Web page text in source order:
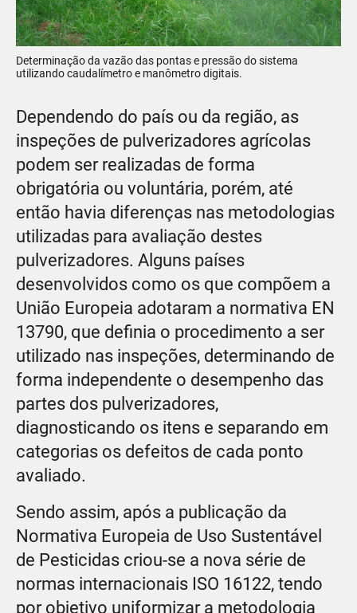
Determinação da vazão das pontas e pressão do sistema
utilizando caudalímetro e manômetro digitais.
Dependendo do país ou da região, as
inspeções de pulverizadores agrícolas
podem ser realizadas de forma
obrigatória ou voluntária, porém, até
então havia diferenças nas metodologias
utilizadas para avaliação destes
pulverizadores. Alguns países
desenvolvidos como os que compõem a
União Europeia adotaram a normativa EN
13790, que definia o procedimento a ser
utilizado nas inspeções, determinando de
forma independente o desempenho das
partes dos pulverizadores,
diagnosticando os itens e separando em
categorias os defeitos de cada ponto
avaliado.
Sendo assim, após a publicação da
Normativa Europeia de Uso Sustentável
de Pesticidas criou-se a nova série de
normas internacionais ISO 16122, tendo
por objetivo uniformizar a metodologia